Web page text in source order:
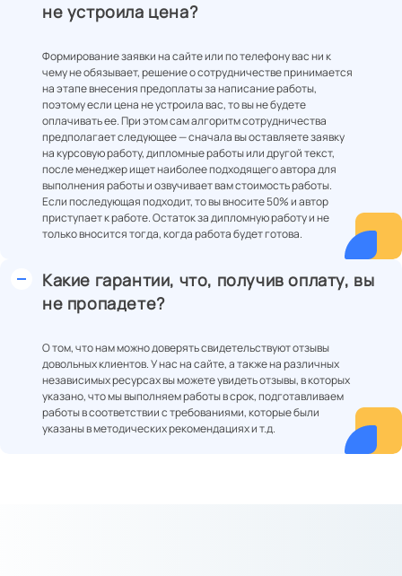
не устроила цена?
Формирование заявки на сайте или по телефону вас ни к
чему не обязывает, решение о сотрудничестве принимается
на этапе внесения предоплаты за написание работы,
поэтому если цена не устроила вас, то вы не будете
оплачивать ее. При этом сам алгоритм сотрудничества
предполагает следующее — сначала вы оставляете заявку
на курсовую работу, дипломные работы или другой текст,
после менеджер ищет наиболее подходящего автора для
выполнения работы и озвучивает вам стоимость работы.
Если последующая подходит, то вы вносите 50% и автор
приступает к работе. Остаток за дипломную работу и не
только вносится тогда, когда работа будет готова.
Какие гарантии, что, получив оплату, вы
не пропадете?
О том, что нам можно доверять свидетельствуют отзывы
довольных клиентов. У нас на сайте, а также на различных
независимых ресурсах вы можете увидеть отзывы, в которых
указано, что мы выполняем работы в срок, подготавливаем
работы в соответствии с требованиями, которые были
указаны в методических рекомендациях и т.д.